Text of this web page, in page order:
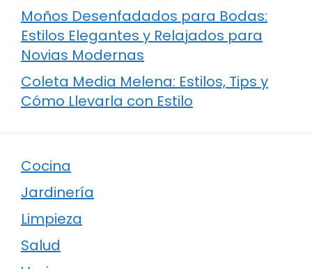
Moños Desenfadados para Bodas:
Estilos Elegantes y Relajados para
Novias Modernas
Coleta Media Melena: Estilos, Tips y
Cómo Llevarla con Estilo
Cocina
Jardinería
Limpieza
Salud